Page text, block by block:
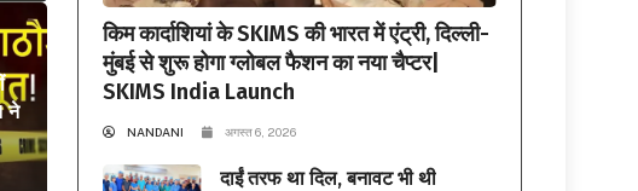
ने
किम कार्दाशियां के SKIMS की भारत में एंट्री, दिल्ली-
मुंबई से शुरू होगा ग्लोबल फैशन का नया चैप्टर|
SKIMS India Launch
NANDANI अगस्त 6, 2026
दाईं तरफ था दिल, बनावट भी थी